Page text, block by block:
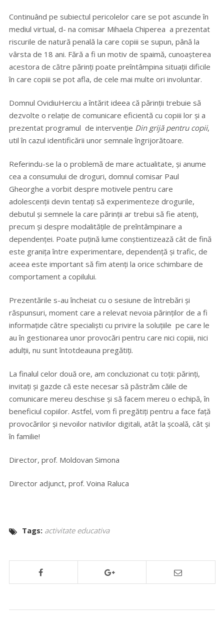
Continuând pe subiectul pericolelor care se pot ascunde în
mediul virtual, d- na comisar Mihaela Chiperea a prezentat
riscurile de natură penală la care copiii se supun, până la
vârsta de 18 ani. Fără a fi un motiv de spaimă, cunoașterea
acestora de către părinți poate preîntâmpina situații dificile
în care copiii se pot afla, de cele mai multe ori involuntar.
Domnul OvidiuHerciu a întărit ideea că părinții trebuie să
dezvolte o relație de comunicare eficientă cu copiii lor și a
prezentat programul de intervenție Din grijă pentru copii,
util în cazul identificării unor semnale îngrijorătoare.
Referindu-se la o problemă de mare actualitate, și anume
cea a consumului de droguri, domnul comisar Paul
Gheorghe a vorbit despre motivele pentru care
adolescenții devin tentați să experimenteze drogurile,
debutul și semnele la care părinții ar trebui să fie atenți,
precum și despre modalitățile de preîntâmpinare a
dependenței. Poate puțină lume conștientizează cât de fină
este granița între experimentare, dependență și trafic, de
aceea este important să fim atenți la orice schimbare de
comportament a copilului.
Prezentările s-au încheiat cu o sesiune de întrebări și
răspunsuri, moment care a relevat nevoia părinților de a fi
informațide către specialiști cu privire la soluțiile pe care le
au în gestionarea unor provocări pentru care nici copiii, nici
adulții, nu sunt întotdeauna pregătiți.
La finalul celor două ore, am concluzionat cu toții: părinți,
invitați și gazde că este necesar să păstrăm căile de
comunicare mereu deschise și să facem mereu o echipă, în
beneficiul copiilor. Astfel, vom fi pregătiți pentru a face față
provocărilor și nevoilor nativilor digitali, atât la școală, cât și
în familie!
Director, prof. Moldovan Simona
Director adjunct, prof. Voina Raluca
Tags: activitate educativa